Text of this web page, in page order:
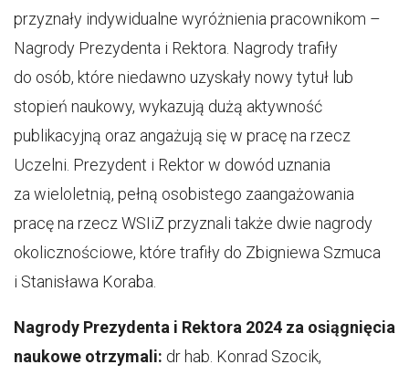
przyznały indywidualne wyróżnienia pracownikom –
Nagrody Prezydenta i Rektora. Nagrody trafiły
do osób, które niedawno uzyskały nowy tytuł lub
stopień naukowy, wykazują dużą aktywność
publikacyjną oraz angażują się w pracę na rzecz
Uczelni. Prezydent i Rektor w dowód uznania
za wieloletnią, pełną osobistego zaangażowania
pracę na rzecz WSIiZ przyznali także dwie nagrody
okolicznościowe, które trafiły do Zbigniewa Szmuca
i Stanisława Koraba.
Nagrody Prezydenta i Rektora 2024 za osiągnięcia
naukowe otrzymali: dr hab. Konrad Szocik,